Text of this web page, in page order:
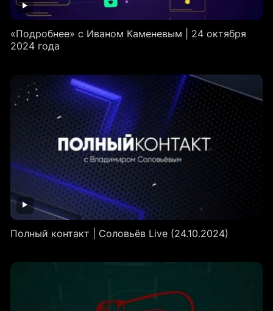
«Подробнее» с Иваном Каменевым | 24 октября
2024 года
Полный контакт | Соловьёв Live (24.10.2024)